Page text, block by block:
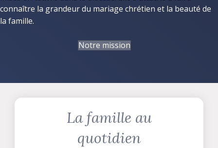
connaître la grandeur du mariage chrétien et la beauté de
la famille.
Notre mission
La famille au
quotidien